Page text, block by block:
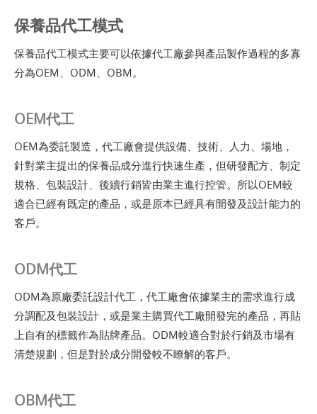
保養品代工模式
保養品代工模式主要可以依據代工廠參與產品製作過程的多寡
分為OEM、ODM、OBM。
OEM代工
OEM為委託製造，代工廠會提供設備、技術、人力、場地，
針對業主提出的保養品成分進行快速生產，但研發配方、制定
規格、包裝設計、後續行銷皆由業主進行控管。所以OEM較
適合已經有既定的產品，或是原本已經具有開發及設計能力的
客戶。
ODM代工
ODM為原廠委託設計代工，代工廠會依據業主的需求進行成
分調配及包裝設計，或是業主購買代工廠開發完的產品，再貼
上自有的標籤作為貼牌產品。ODM較適合對於行銷及市場有
清楚規劃，但是對於成分開發較不瞭解的客戶。
OBM代工